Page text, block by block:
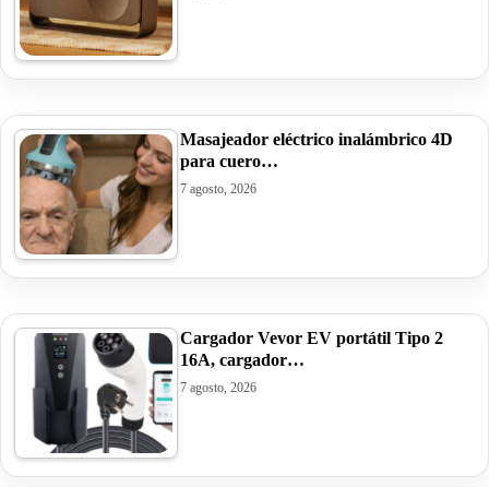
Masajeador eléctrico inalámbrico 4D
para cuero…
7 agosto, 2026
Cargador Vevor EV portátil Tipo 2
16A, cargador…
7 agosto, 2026